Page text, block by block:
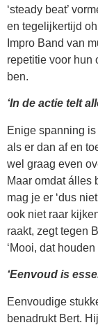
‘steady beat’
en tegelijkertijd
Impro Band van
repetitie voor hun
ben.
‘In de actie telt
Enige spanning
als er dan af en
wel graag even
Maar omdat álles
mag je er ‘dus
ook niet raar
raakt, zegt tegen
‘Mooi, dat houden
‘Eenvoud is
Eenvoudige
benadrukt Bert.